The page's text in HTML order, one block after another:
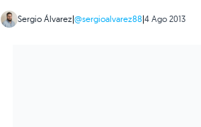
Sergio Álvarez|@sergioalvarez88|4 Ago 2013